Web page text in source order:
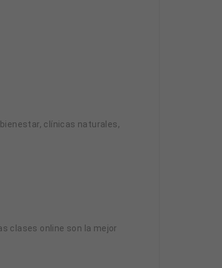
clínicas naturales,
clases online son la mejor